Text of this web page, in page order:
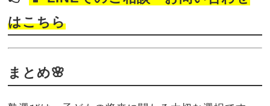
はこちら
まとめ🌸